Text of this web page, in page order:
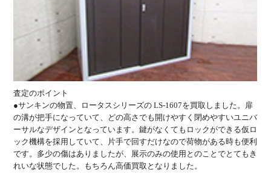
査定のポイント
●サンキンの物置、ロータスシリーズの LS-1607を買取しました。扉
の溝が把手になっていて、どの高さでも開けやすく閉めやすいユニバ
ーサルなデザインとなっています。鍵がなくてもロックができる仮ロ
ック機構を採用していて、片手で回すだけなので荷物がある時も便利
です。多少の傷はありましたが、展示のみの使用とのことでとてもき
れいな状態でした。もちろん高価買取となりました。